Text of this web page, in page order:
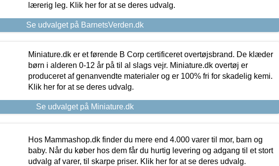
lærerig leg. Klik her for at se deres udvalg.
Se udvalget på BarnetsVerden.dk
Miniature.dk er et førende B Corp certificeret overtøjsbrand. De klæder
børn i alderen 0-12 år på til al slags vejr. Miniature.dk overtøj er
produceret af genanvendte materialer og er 100% fri for skadelig kemi.
Klik her for at se deres udvalg.
Se udvalget på Miniature.dk
Hos Mammashop.dk finder du mere end 4.000 varer til mor, barn og
baby. Når du køber hos dem får du hurtig levering og adgang til et stort
udvalg af varer, til skarpe priser. Klik her for at se deres udvalg.